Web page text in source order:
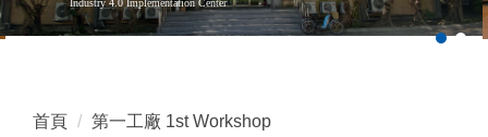
首頁 第一工廠 1st Workshop